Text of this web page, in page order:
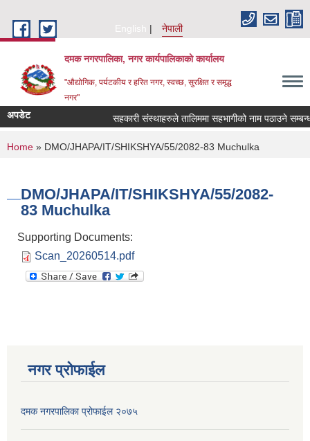
English
नेपाली
दमक नगरपालिका, नगर कार्यपालिकाको कार्यालय
"औद्योगिक, पर्यटकीय र हरित नगर, स्वच्छ, सुरक्षित र समृद्ध
नगर"
अपडेट सहकारी संस्थाहरुले तालिममा सहभागीको नाम पठाउने
You are here
Home » DMO/JHAPA/IT/SHIKSHYA/55/2082-83 Muchulka
DMO/JHAPA/IT/SHIKSHYA/55/2082-
83 Muchulka
Supporting Documents:
Scan_20260514.pdf
नगर प्रोफाईल
दमक नगरपालिका प्रोफाईल २०७५